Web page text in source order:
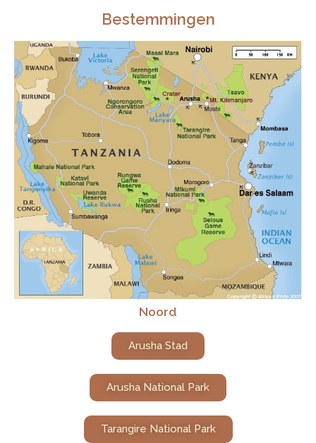
Bestemmingen
Noord
Arusha Stad
Arusha National Park
Tarangire National Park